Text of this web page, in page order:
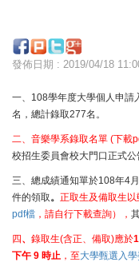
發佈日期 : 2019/04/18
一、108學年度大學個人申請
名，總計錄取277名。
二、音樂學系錄取名單 (下載
校招生委員會校大門口正式公
三、總成績通知單於108年4
件的領取。 正取生及備取生
pdf檔 ，請自行下載查詢），
四 、 錄取生(含正、備取)應於
下午 9 時止 ，至大學甄選入